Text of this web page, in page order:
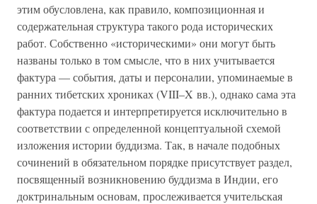
этим обусловлена, как правило, композиционная и
содержательная структура такого рода исторических
работ. Собственно «историческими» они могут быть
названы только в том смысле, что в них учитывается
фактура — события, даты и персоналии, упоминаемые в
ранних тибетских хрониках (VIII–X вв.), однако сама эта
фактура подается и интерпретируется исключительно в
соответствии с определенной концептуальной схемой
изложения истории буддизма. Так, в начале подобных
сочинений в обязательном порядке присутствует раздел,
посвященный возникновению буддизма в Индии, его
доктринальным основам, прослеживается учительская